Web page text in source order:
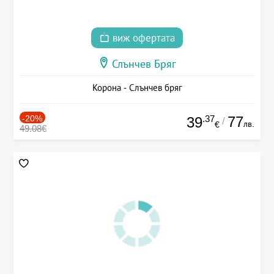
виж офертата
Слънчев Бряг
Корона - Слънчев бряг
-20%
49.08€ 39.37
€ / 77лв.